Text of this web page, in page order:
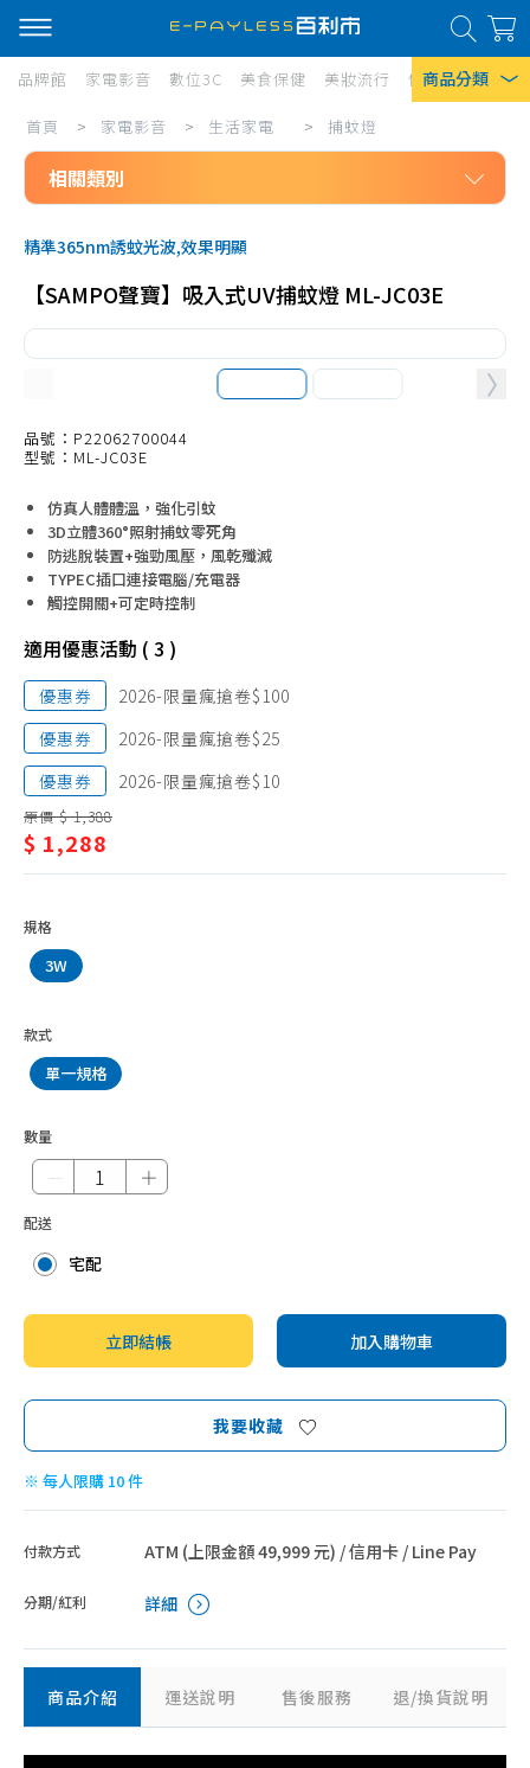
商品分類
熱門搜尋
風扇
Iphone 17
品牌館 家電影音 數位3C 美食保健 美妝流行 傢俱寢具 居
家
電
影
音/
家
捕
蚊
燈
首頁 > 家電影音 > 生活家電 > 捕蚊燈
相關類別
免治馬桶座
筒式吸塵器
吸塵器耗材、配件
掃地機、配件
塵蟎機、耗材
除菌、消毒機
加濕器
檯燈、夾燈、配件
捕蚊燈
捕蚊拍
掛燙機、熨斗
電話、對講機
辦公家電
智能家電
精準365nm誘蚊光波,效果明顯
【SAMPO聲寶】吸入式UV捕蚊燈 ML-JC03E
品號：P22062700044
型號：ML-JC03E
仿真人體體溫，強化引蚊
3D立體360°照射捕蚊零死角
防逃脫裝置+強勁風壓，風乾殲滅
TYPEC插口連接電腦/充電器
觸控開關+可定時控制
適用優惠活動 ( 3 )
優惠券
2026-限量瘋搶卷$100
優惠券
2026-限量瘋搶卷$25
優惠券
2026-限量瘋搶卷$10
原價 $ 1,388
$ 1,288
規格
3W
款式
單一規格
數量
＋
配送
宅配
立即結帳 加入購物車
我要收藏
※ 每人限購 10 件
付款方式 ATM (上限金額 49,999 元) / 信用卡 / Line Pay
分期/紅利 詳細
商品介紹 運送說明 售後服務 退/換貨說明